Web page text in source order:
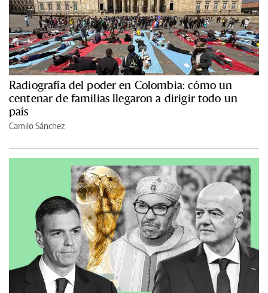
Radiografía del poder en Colombia: cómo un
centenar de familias llegaron a dirigir todo un
país
Camilo Sánchez